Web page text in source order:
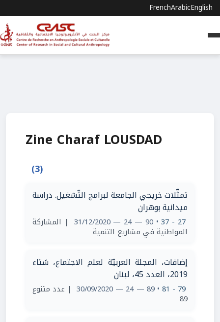
FrenchArabicEnglish
Zine Charaf LOUSDAD
(3)
تمثّلات خريجي الجامعة لبرامج التّشغيل. دراسة
ميدانية بوهران
27 - 37
• 90 — 24 — 31/12/2020 | المشاركة
المواطنية في مشاريع التنمية
إضافات، المجلة العربيّة لعلم الاجتماع، شتاء
2019، العدد 45، لبنان
79 - 81
• 89 — 24 — 30/09/2020 | عدد متنوع
89